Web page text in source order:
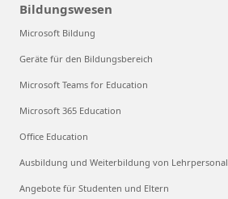
Bildungswesen
Microsoft Bildung
Geräte für den Bildungsbereich
Microsoft Teams for Education
Microsoft 365 Education
Office Education
Ausbildung und Weiterbildung von Lehrpersonal
Angebote für Studenten und Eltern